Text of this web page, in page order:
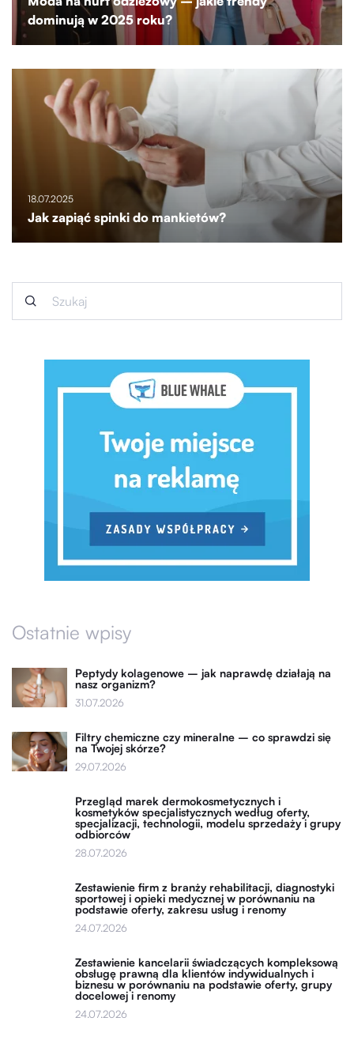
dominują w 2025 roku?
18.07.2025
Jak zapiąć spinki do mankietów?
Ostatnie wpisy
Peptydy kolagenowe – jak naprawdę działają na
nasz organizm?
31.07.2026
Filtry chemiczne czy mineralne – co sprawdzi się
na Twojej skórze?
29.07.2026
Przegląd marek dermokosmetycznych i
kosmetyków specjalistycznych według oferty,
specjalizacji, technologii, modelu sprzedaży i grupy
odbiorców
28.07.2026
Zestawienie firm z branży rehabilitacji, diagnostyki
sportowej i opieki medycznej w porównaniu na
podstawie oferty, zakresu usług i renomy
24.07.2026
Zestawienie kancelarii świadczących kompleksową
obsługę prawną dla klientów indywidualnych i
biznesu w porównaniu na podstawie oferty, grupy
docelowej i renomy
24.07.2026